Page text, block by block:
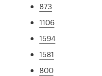
873
1106
1594
1581
800